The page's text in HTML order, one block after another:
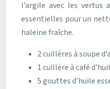
l’argile avec les vertus
essentielles pour un
haleine fraîche.
2 cuillères à soupe
1 cuillère à café
5 gouttes d’huile